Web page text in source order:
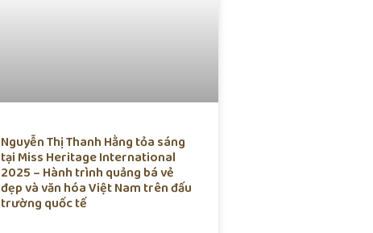
Nguyễn Thị Thanh Hằng tỏa sáng
tại Miss Heritage International
2025 – Hành trình quảng bá vẻ
đẹp và văn hóa Việt Nam trên đấu
trường quốc tế